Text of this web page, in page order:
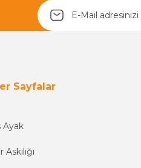
Sayfalar
Ayak
Askılığı